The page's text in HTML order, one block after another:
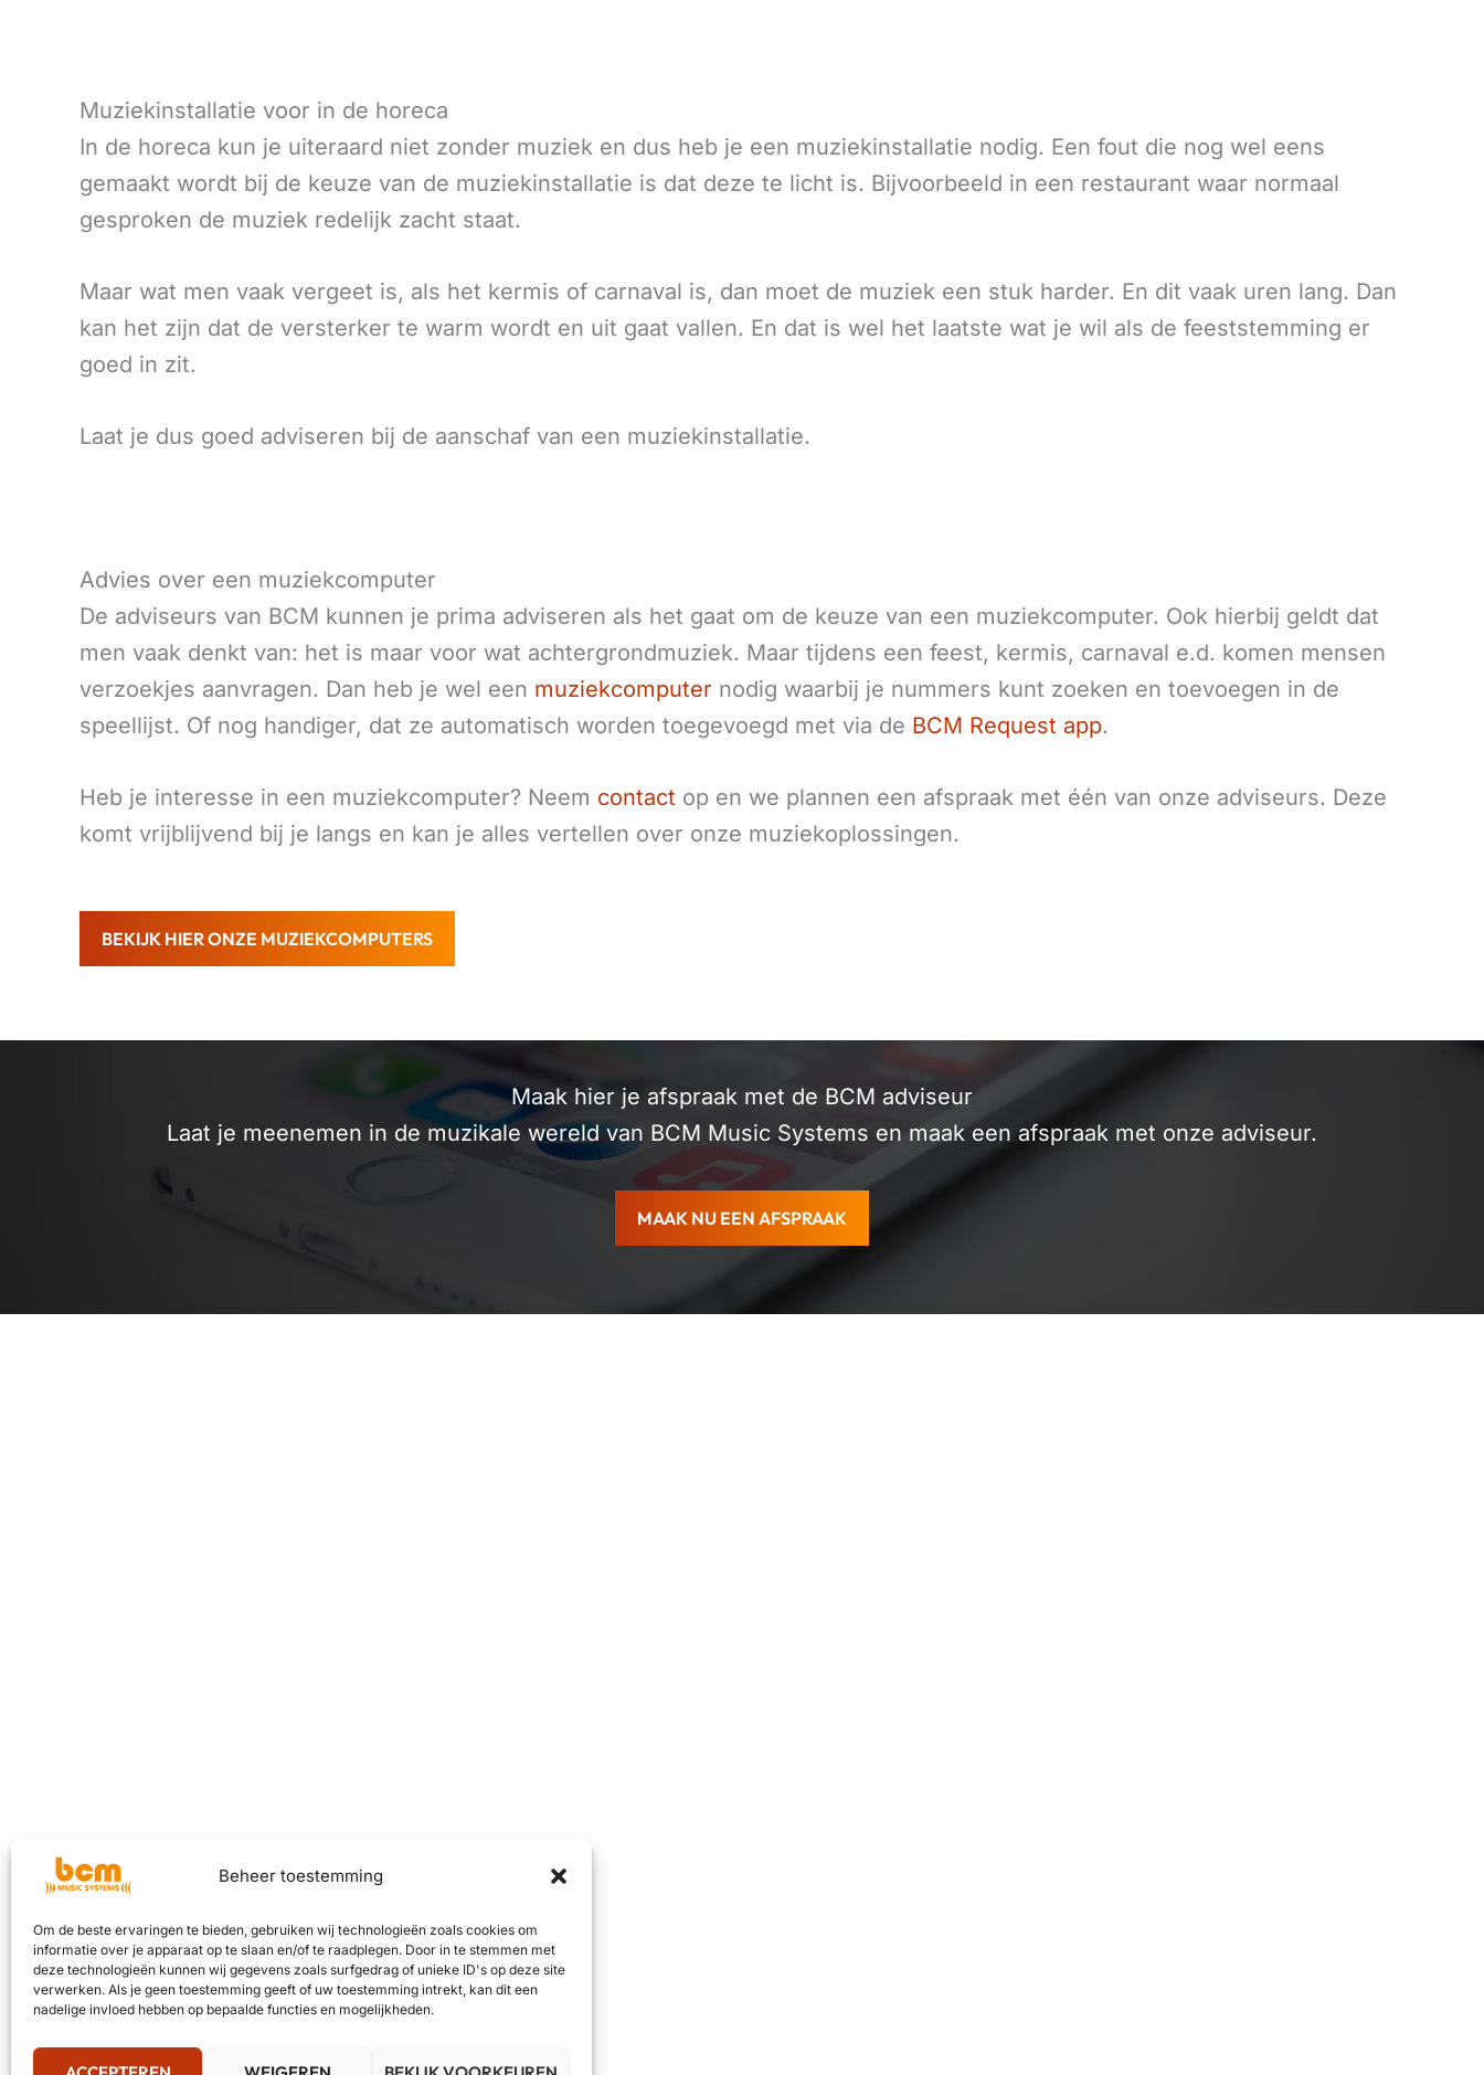
Beheer toestemming
Om de beste ervaringen te bieden, gebruiken wij technologieën zoals cookies om
informatie over je apparaat op te slaan en/of te raadplegen. Door in te stemmen met
deze technologieën kunnen wij gegevens zoals surfgedrag of unieke ID's op deze site
verwerken. Als je geen toestemming geeft of uw toestemming intrekt, kan dit een
nadelige invloed hebben op bepaalde functies en mogelijkheden.
Muziekinstallatie voor in de horeca
In de horeca kun je uiteraard niet zonder muziek en dus heb je een muziekinstallatie nodig. Een fout die nog wel eens
gemaakt wordt bij de keuze van de muziekinstallatie is dat deze te licht is. Bijvoorbeeld in een restaurant waar normaal
gesproken de muziek redelijk zacht staat.
Maar wat men vaak vergeet is, als het kermis of carnaval is, dan moet de muziek een stuk harder. En dit vaak uren lang. Dan
kan het zijn dat de versterker te warm wordt en uit gaat vallen. En dat is wel het laatste wat je wil als de feeststemming er
goed in zit.
Laat je dus goed adviseren bij de aanschaf van een muziekinstallatie.
Advies over een muziekcomputer
De adviseurs van BCM kunnen je prima adviseren als het gaat om de keuze van een muziekcomputer. Ook hierbij geldt dat
men vaak denkt van: het is maar voor wat achtergrondmuziek. Maar tijdens een feest, kermis, carnaval e.d. komen mensen
verzoekjes aanvragen. Dan heb je wel een muziekcomputer nodig waarbij je nummers kunt zoeken en toevoegen in de
speellijst. Of nog handiger, dat ze automatisch worden toegevoegd met via de BCM Request app.
Heb je interesse in een muziekcomputer? Neem contact op en we plannen een afspraak met één van onze adviseurs. Deze
komt vrijblijvend bij je langs en kan je alles vertellen over onze muziekoplossingen.
BEKIJK HIER ONZE MUZIEKCOMPUTERS
Maak hier je afspraak met de BCM adviseur
Laat je meenemen in de muzikale wereld van BCM Music Systems en maak een afspraak met onze adviseur.
MAAK NU EEN AFSPRAAK